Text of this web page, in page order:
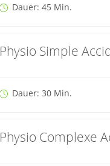
Dauer: 45 Min.
Physio Simple
Dauer: 30 Min.
Physio Complexe